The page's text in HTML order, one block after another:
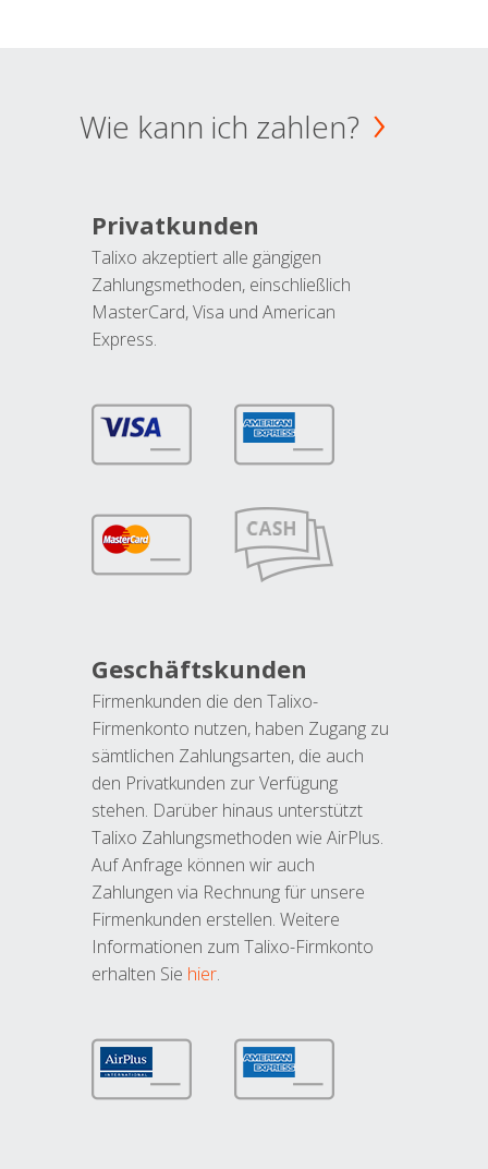
Wie kann ich zahlen?
Privatkunden
Talixo akzeptiert alle gängigen
Zahlungsmethoden, einschließlich
MasterCard, Visa und American
Express.
Geschäftskunden
Firmenkunden die den Talixo-
Firmenkonto nutzen, haben Zugang zu
sämtlichen Zahlungsarten, die auch
den Privatkunden zur Verfügung
stehen. Darüber hinaus unterstützt
Talixo Zahlungsmethoden wie AirPlus.
Auf Anfrage können wir auch
Zahlungen via Rechnung für unsere
Firmenkunden erstellen. Weitere
Informationen zum Talixo-Firmkonto
erhalten Sie hier.